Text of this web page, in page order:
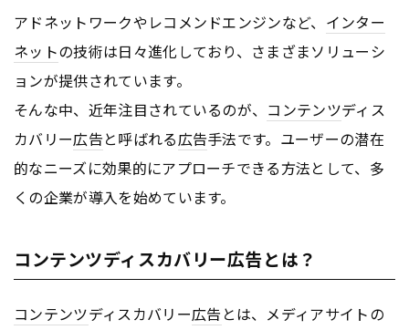
アドネットワークやレコメンドエンジンなど、 インター
ネットの技術は日々進化しており、さまざまソリューシ
ョンが提供されています。
そんな中、近年注目されているのが、 コンテンツディス
カバリー広告と呼ばれる広告手法です。ユーザーの潜在
的なニーズに効果的にアプローチできる方法として、多
くの企業が導入を始めています。
コンテンツディスカバリー広告とは？
コンテンツディスカバリー広告 とは、メディアサイトの